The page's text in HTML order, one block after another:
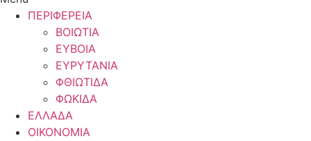
ΠΕΡΙΦΕΡΕΙΑ
ΒΟΙΩΤΙΑ
ΕΥΒΟΙΑ
ΕΥΡΥΤΑΝΙΑ
ΦΘΙΩΤΙΔΑ
ΦΩΚΙΔΑ
ΕΛΛΑΔΑ
ΟΙΚΟΝΟΜΙΑ